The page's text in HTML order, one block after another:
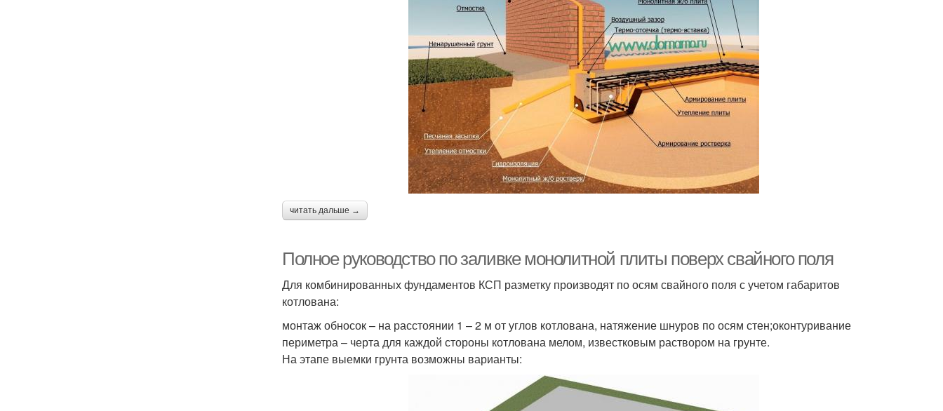
читать дальше →
Полное руководство по заливке монолитной плиты поверх свайного поля
Для комбинированных фундаментов КСП разметку производят по осям свайного поля с учетом габаритов
котлована:
монтаж обносок – на расстоянии 1 – 2 м от углов котлована, натяжение шнуров по осям стен;оконтуривание
периметра – черта для каждой стороны котлована мелом, известковым раствором на грунте.
На этапе выемки грунта возможны варианты: